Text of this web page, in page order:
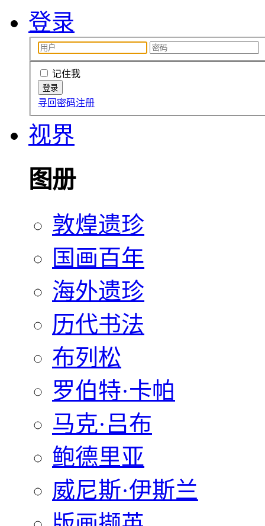
登录
记住我
寻回密码注册
视界
图册
敦煌遗珍
国画百年
海外遗珍
历代书法
布列松
罗伯特·卡帕
马克·吕布
鲍德里亚
威尼斯·伊斯兰